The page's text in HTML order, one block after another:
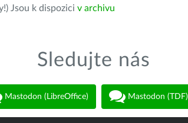
Jsou k dispozici v archivu
Sledujte nás
Mastodon (LibreOffice) Mastodon (TDF)